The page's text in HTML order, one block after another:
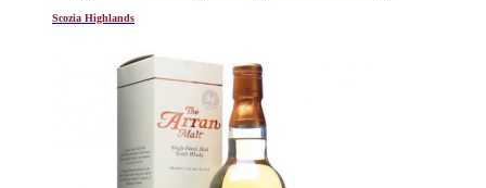
Scozia Highlands